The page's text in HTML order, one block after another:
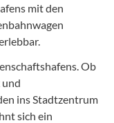
mit den
Ob
ins Stadtzentrum
sich ein